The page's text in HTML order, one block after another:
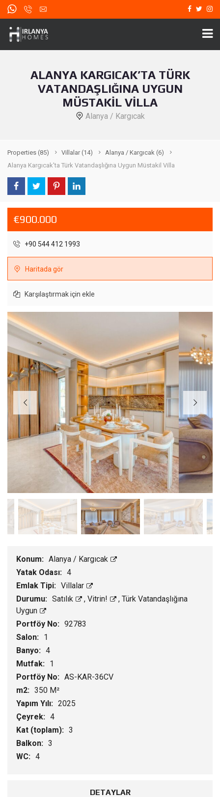
ALANYA KARGICAK’TA TÜRK
VATANDAŞLIĞINA UYGUN
MÜSTAKIL VILLA
Alanya / Kargıcak
Properties (85) Villalar (14) Alanya / Kargıcak (6)
Alanya Kargıcak'ta Türk Vatandaşlığına Uygun Müstakil Villa
€900.000
+90 544 412 1993
Haritada gör
Karşılaştırmak için ekle
Konum: Alanya / Kargıcak
Yatak Odası: 4
Emlak Tipi: Villalar
Durumu: Satılık , Vitrin! , Türk Vatandaşlığına
Uygun
Portföy No: 92783
Salon: 1
Banyo: 4
Mutfak: 1
Portföy No: AS-KAR-36CV
m2: 350 M²
Yapım Yılı: 2025
Çeyrek: 4
Kat (toplam): 3
Balkon: 3
WC: 4
DETAYLAR